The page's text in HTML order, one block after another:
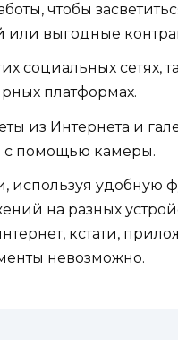
чтобы
или выгодные
социальных сетях,
платформах.
из Интернета и
с помощью камеры.
используя удобную
на разных
кстати,
невозможно.